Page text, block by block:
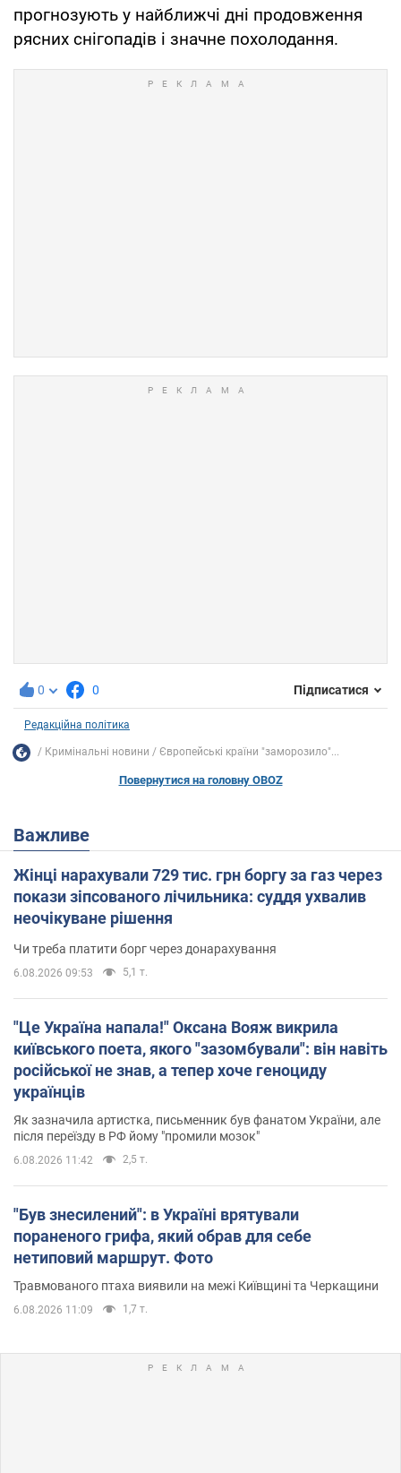
прогнозують у найближчі дні продовження
рясних снігопадів і значне похолодання.
0 0 Підписатися
Редакційна політика
Кримінальні новини Європейські країни "заморозило"...
Повернутися на головну OBOZ
Важливе
Жінці нарахували 729 тис. грн боргу за газ через
покази зіпсованого лічильника: суддя ухвалив
неочікуване рішення
Чи треба платити борг через донарахування
6.08.2026 09:53 5,1 т.
"Це Україна напала!" Оксана Вояж викрила
київського поета, якого "зазомбували": він навіть
російської не знав, а тепер хоче геноциду
українців
Як зазначила артистка, письменник був фанатом України, але
після переїзду в РФ йому "промили мозок"
6.08.2026 11:42 2,5 т.
"Був знесилений": в Україні врятували
пораненого грифа, який обрав для себе
нетиповий маршрут. Фото
Травмованого птаха виявили на межі Київщині та Черкащини
6.08.2026 11:09 1,7 т.